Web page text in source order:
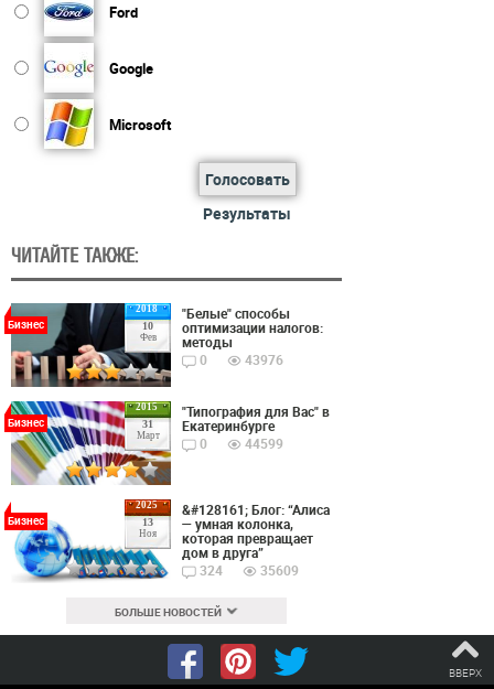
Ford
Google
Microsoft
Голосовать
Результаты
ЧИТАЙТЕ ТАКЖЕ:
2018
10
Фев
Бизнес
"Белые" способы
оптимизации налогов:
методы
0
43976
2015
31
Март
Бизнес
"Типография для Вас" в
Екатеринбурге
0
44599
2025
13
Ноя
Бизнес
&#128161; Блог: “Алиса
— умная колонка,
которая превращает
дом в друга”
324
35609
БОЛЬШЕ НОВОСТЕЙ
ВВЕРХ